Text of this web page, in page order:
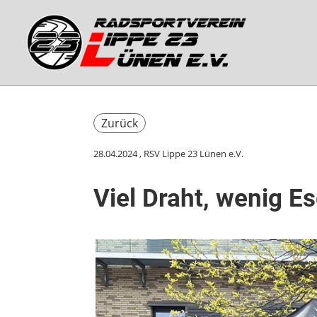
Zurück
28.04.2024, RSV Lippe 23 Lünen e.V.
Viel Draht, wenig